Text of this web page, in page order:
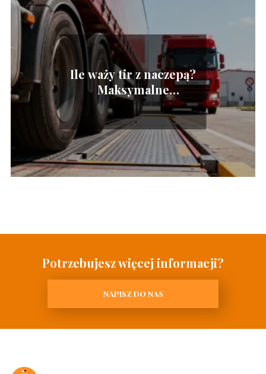
Ile waży tir z naczepą?
Maksymalne
dopuszczalne ciężary
Potrzebujesz więcej informacji?
NAPISZ DO NAS